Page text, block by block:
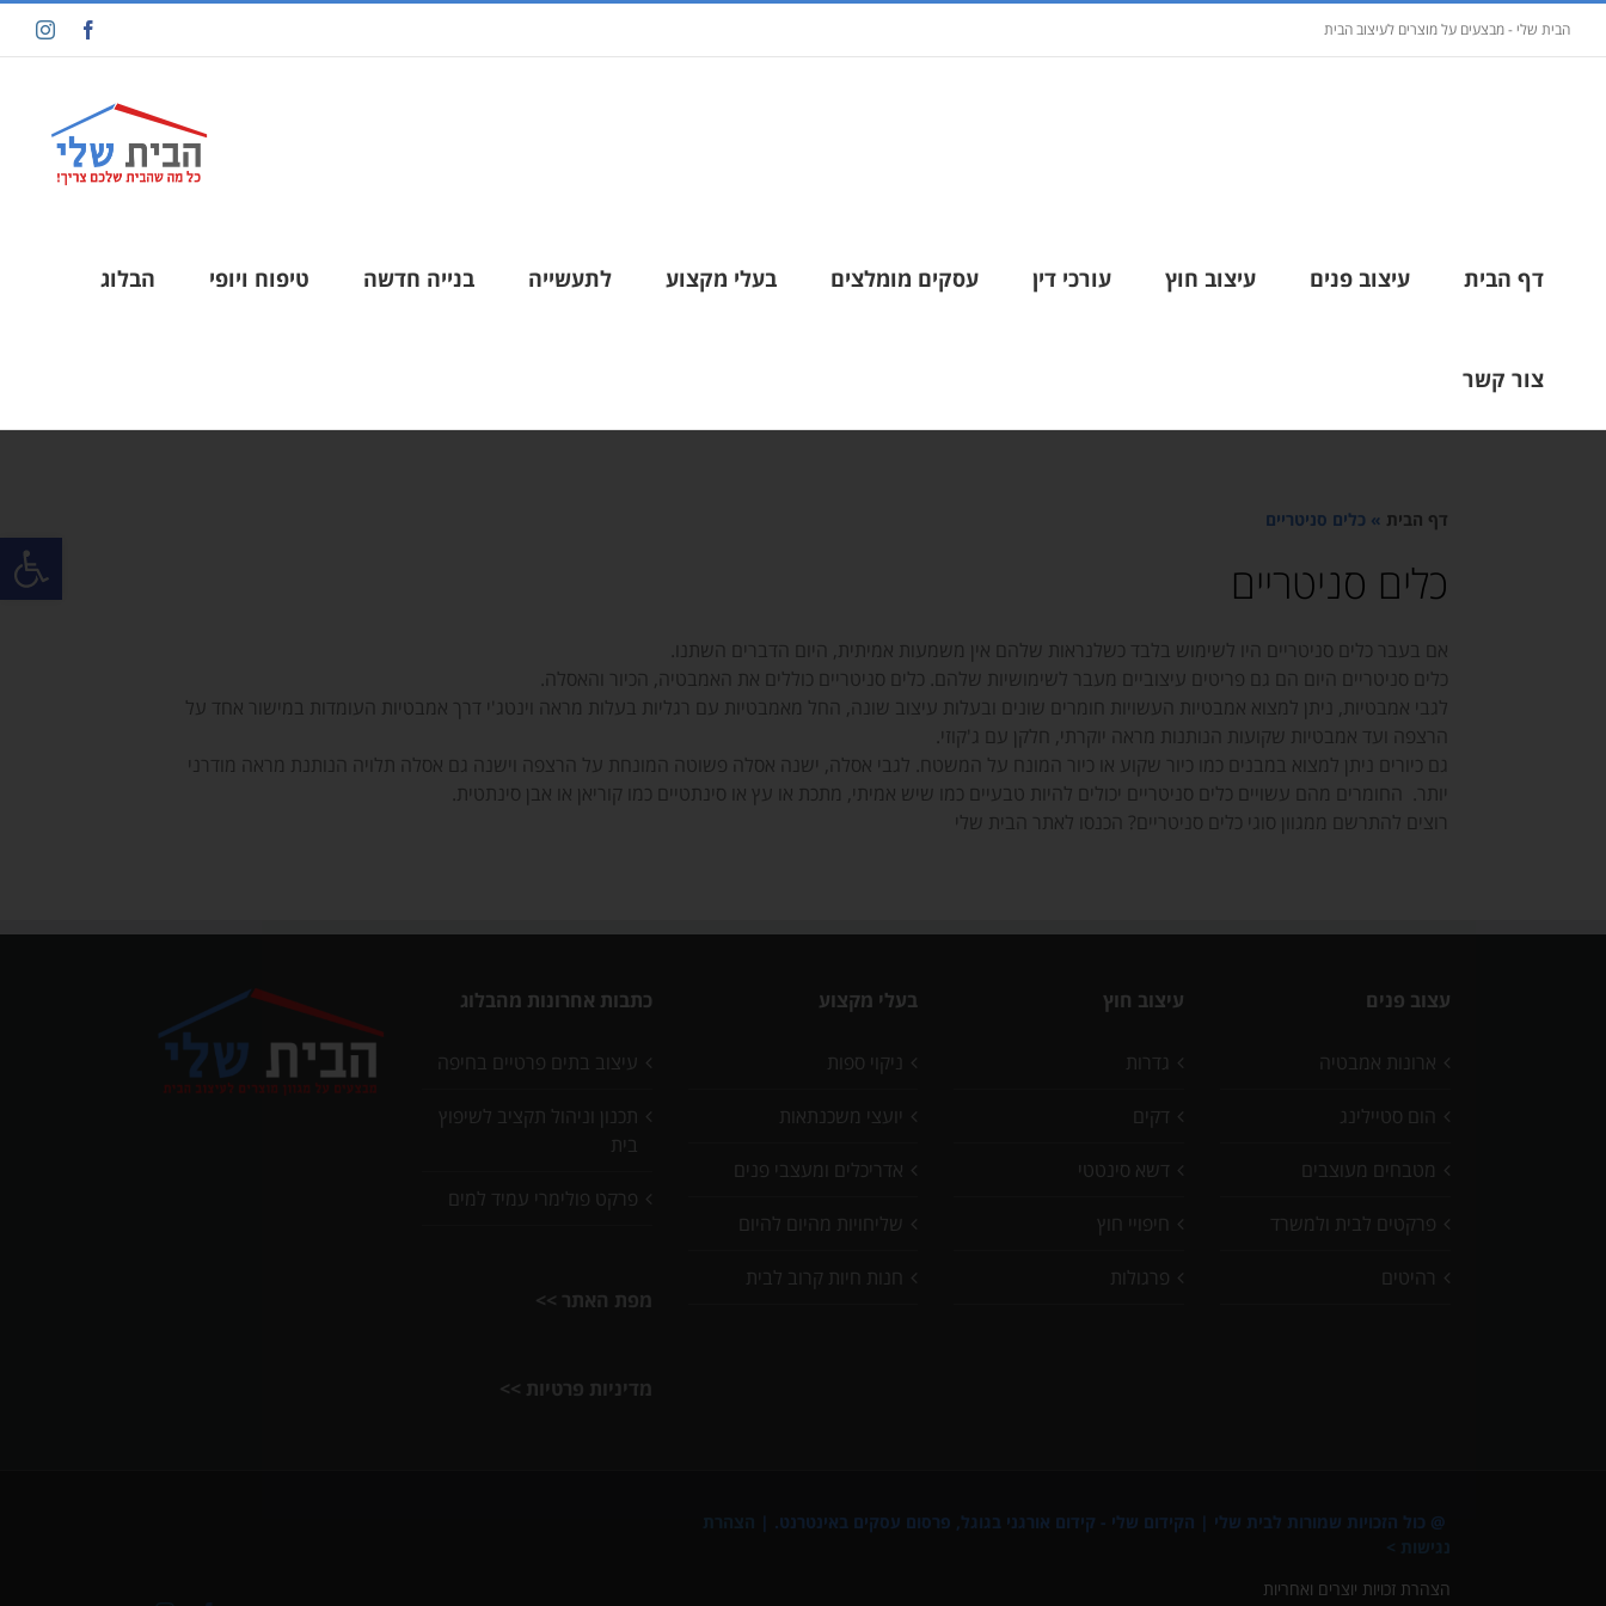
פתח
הבית שלי - מבצעים על מוצרים לעיצוב הבית
דף הבית עיצוב פנים עיצוב חוץ עורכי דין עסקים מומלצים בעלי מקצוע לתעשייה בנייה חדשה טיפוח ויופי הבלוג
צור קשר
דף הבית » כלים סניטריים
כלים סניטריים
אם בעבר כלים סניטריים היו לשימוש בלבד כשלנראות שלהם אין משמעות אמיתית, היום הדברים השתנו.
כלים סניטריים היום הם גם פריטים עיצוביים מעבר לשימושיות שלהם. כלים סניטריים כוללים את האמבטיה, הכיור והאסלה.
לגבי אמבטיות, ניתן למצוא אמבטיות העשויות חומרים שונים ובעלות עיצוב שונה, החל מאמבטיות עם רגליות בעלות מראה וינטג'י דרך אמבטיות העומדות במישור אחד על
הרצפה ועד אמבטיות שקועות הנותנות מראה יוקרתי, חלקן עם ג'קוזי.
גם כיורים ניתן למצוא במבנים כמו כיור שקוע או כיור המונח על המשטח. לגבי אסלה, ישנה אסלה פשוטה המונחת על הרצפה וישנה גם אסלה תלויה הנותנת מראה מודרני
יותר. החומרים מהם עשויים כלים סניטריים יכולים להיות טבעיים כמו שיש אמיתי, מתכת או עץ או סינתטיים כמו קוריאן או אבן סינתטית.
רוצים להתרשם ממגוון סוגי כלים סניטריים? הכנסו לאתר הבית שלי
עצוב פנים
ארונות אמבטיה
הום סטיילינג
מטבחים מעוצבים
פרקטים לבית ולמשרד
רהיטים
עיצוב חוץ
גדרות
דקים
דשא סינטטי
חיפויי חוץ
פרגולות
בעלי מקצוע
ניקוי ספות
יועצי משכנתאות
אדריכלים ומעצבי פנים
שליחויות מהיום להיום
חנות חיות קרוב לבית
כתבות אחרונות מהבלוג
עיצוב בתים פרטיים בחיפה
תכנון וניהול תקציב לשיפוץ
בית
פרקט פולימרי עמיד למים
מפת האתר >>
מדיניות פרטיות >>
@ כול הזכויות שמורות לבית שלי | הקידום שלי - קידום אורגני בגוגל, פרסום עסקים באינטרנט. | הצהרת
נגישות >
הצהרת זכויות יוצרים ואחריות